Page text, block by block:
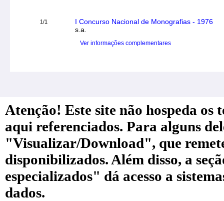
1/1
I Concurso Nacional de Monografias - 1976
s.a.
Ver informações complementares
Atenção! Este site não hospeda
aqui referenciados. Para alguns
"Visualizar/Download", que
disponibilizados. Além disso, a
especializados" dá acesso a
dados.